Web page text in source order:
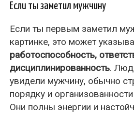
Если ты заметил мужчину
Если ты первым заметил
картинке, это может
работоспособность,
дисциплинированность.
увидели мужчину, обычно
порядку и
Они полны энергии и